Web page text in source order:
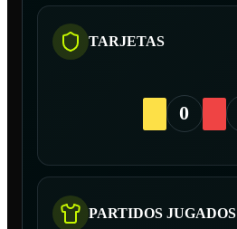
TARJETAS
0
PARTIDOS JUGADOS